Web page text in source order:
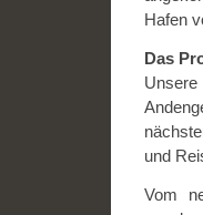
Hafen
Das
und
Vom